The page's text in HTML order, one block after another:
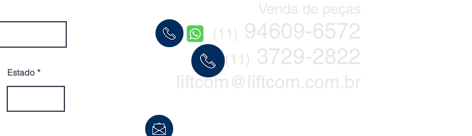
Estado
Venda de peças
(11) 94609-6572
(11) 3729-2822
liftcom@liftcom.com.br